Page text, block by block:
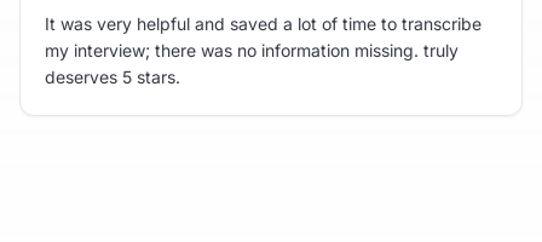
It was very helpful and saved a lot of time to transcribe
my interview; there was no information missing. truly
deserves 5 stars.